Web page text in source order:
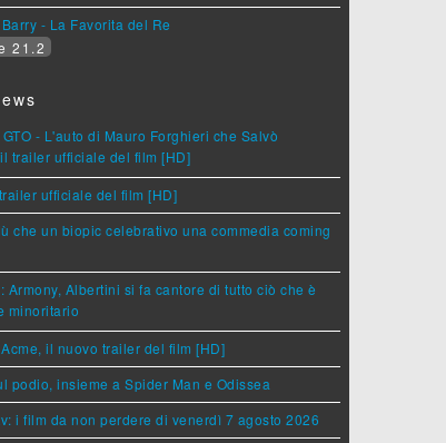
- La Favorita del Re
21.2
- L'auto di Mauro Forghieri che Salvò
trailer ufficiale del film [HD]
ufficiale del film [HD]
che un biopic celebrativo una commedia coming
Armony, Albertini si fa cantore di tutto ciò che è
minoritario
il nuovo trailer del film [HD]
podio, insieme a Spider Man e Odissea
i film da non perdere di venerdì 7 agosto 2026